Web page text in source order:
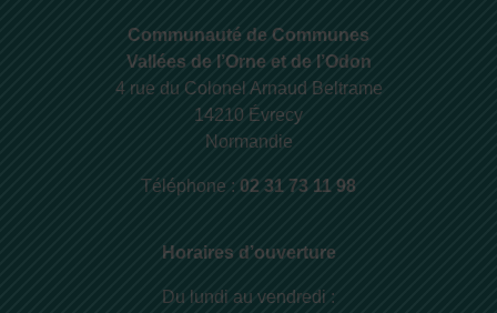
Communauté de Communes
Vallées de l’Orne et de l’Odon
4 rue du Colonel Arnaud Beltrame
14210 Évrecy
Normandie
Téléphone : 02 31 73 11 98
Horaires d’ouverture
Du lundi au vendredi :